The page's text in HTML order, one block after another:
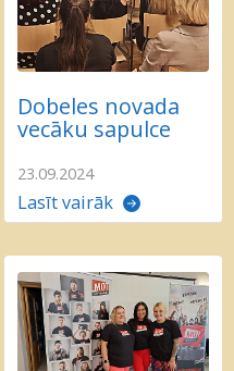
Dobeles novada
vecāku sapulce
23.09.2024
Lasīt vairāk